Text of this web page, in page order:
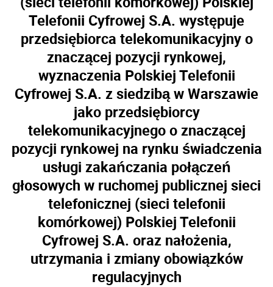
Telefonii Cyfrowej S.A. występuje
przedsiębiorca telekomunikacyjny o
znaczącej pozycji rynkowej,
wyznaczenia Polskiej Telefonii
Cyfrowej S.A. z siedzibą w Warszawie
jako przedsiębiorcy
telekomunikacyjnego o znaczącej
pozycji rynkowej na rynku świadczenia
usługi zakańczania połączeń
głosowych w ruchomej publicznej sieci
telefonicznej (sieci telefonii
komórkowej) Polskiej Telefonii
Cyfrowej S.A. oraz nałożenia,
utrzymania i zmiany obowiązków
regulacyjnych